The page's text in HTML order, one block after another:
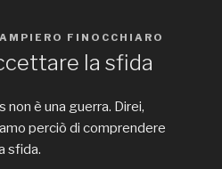
FINOCCHIARO
la sfida
non è una guerra. Direi,
perciò di comprendere
sfida.